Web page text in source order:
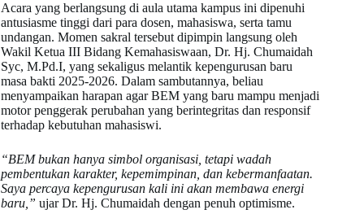
Acara yang berlangsung di aula utama kampus ini dipenuhi
antusiasme tinggi dari para dosen, mahasiswa, serta tamu
undangan. Momen sakral tersebut dipimpin langsung oleh
Wakil Ketua III Bidang Kemahasiswaan, Dr. Hj. Chumaidah
Syc, M.Pd.I, yang sekaligus melantik kepengurusan baru
masa bakti 2025-2026. Dalam sambutannya, beliau
menyampaikan harapan agar BEM yang baru mampu menjadi
motor penggerak perubahan yang berintegritas dan responsif
terhadap kebutuhan mahasiswi.
“BEM bukan hanya simbol organisasi, tetapi wadah
pembentukan karakter, kepemimpinan, dan kebermanfaatan.
Saya percaya kepengurusan kali ini akan membawa energi
baru,” ujar Dr. Hj. Chumaidah dengan penuh optimisme.